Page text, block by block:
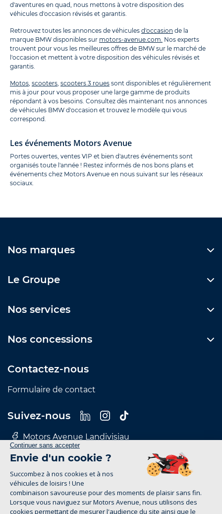
d'aventures en quad, nous mettons à votre disposition des
véhicules d'occasion révisés et garantis.
Retrouvez toutes les annonces de véhicules d'occasion de la
marque BMW disponibles sur motors-avenue.com. Nos experts
trouvent pour vous les meilleures offres de BMW sur le marché de
l'occasion et mettent à votre disposition des véhicules révisés et
garantis.
Motos scooters scooters 3 roues sont disponibles et régulièrement
mis à jour pour vous proposer une large gamme de produits
répondant à vos besoins. Consultez dès maintenant nos annonces
de véhicules BMW d'occasion et trouvez le modèle qui vous
correspond.
Les événements Motors Avenue
Portes ouvertes, ventes VIP et bien d'autres événements sont
organisés toute l'année ! Restez informés de nos bons plans et
événements chez Motors Avenue en nous suivant sur les réseaux
sociaux.
Nos marques
Le Groupe
Nos services
Nos concessions
Contactez-nous
Formulaire de contact
Suivez-nous
Motors Avenue Landivisiau
Motors Avenue Le Mans
Motors Avenue Rennes
Motors Avenue Tours